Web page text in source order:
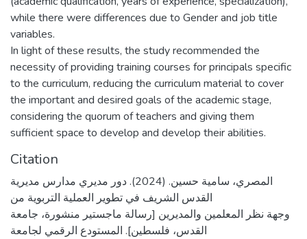
while there were differences due to Gender and job title
variables.
In light of these results, the study recommended the
necessity of providing training courses for principals specific
to the curriculum, reducing the curriculum material to cover
the important and desired goals of the academic stage,
considering the quorum of teachers and giving them
sufficient space to develop and develop their abilities.
Citation
المصري، سامية حسين. (2024). دور مديري مدارس مديرية
القدس الشريف في تطوير العملية التربوية من
وجهة نظر المعلمين والمديرين [رسالة ماجستير منشورة، جامعة
القدس، فلسطين]. المستودع الرقمي لجامعة